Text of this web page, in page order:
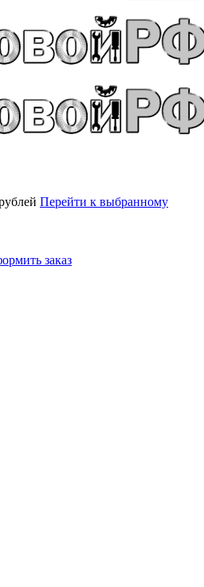
Перейти к выбранному
заказ